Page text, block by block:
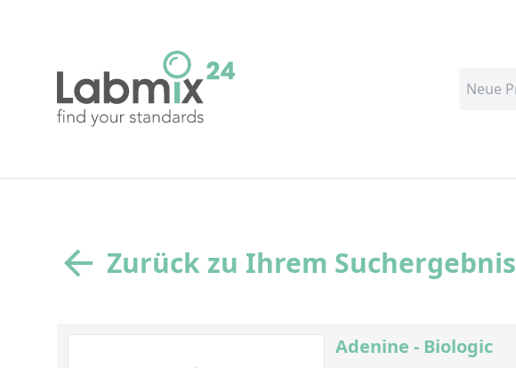
Zurück zu Ihrem Suchergebnis
Adenine - Biologic